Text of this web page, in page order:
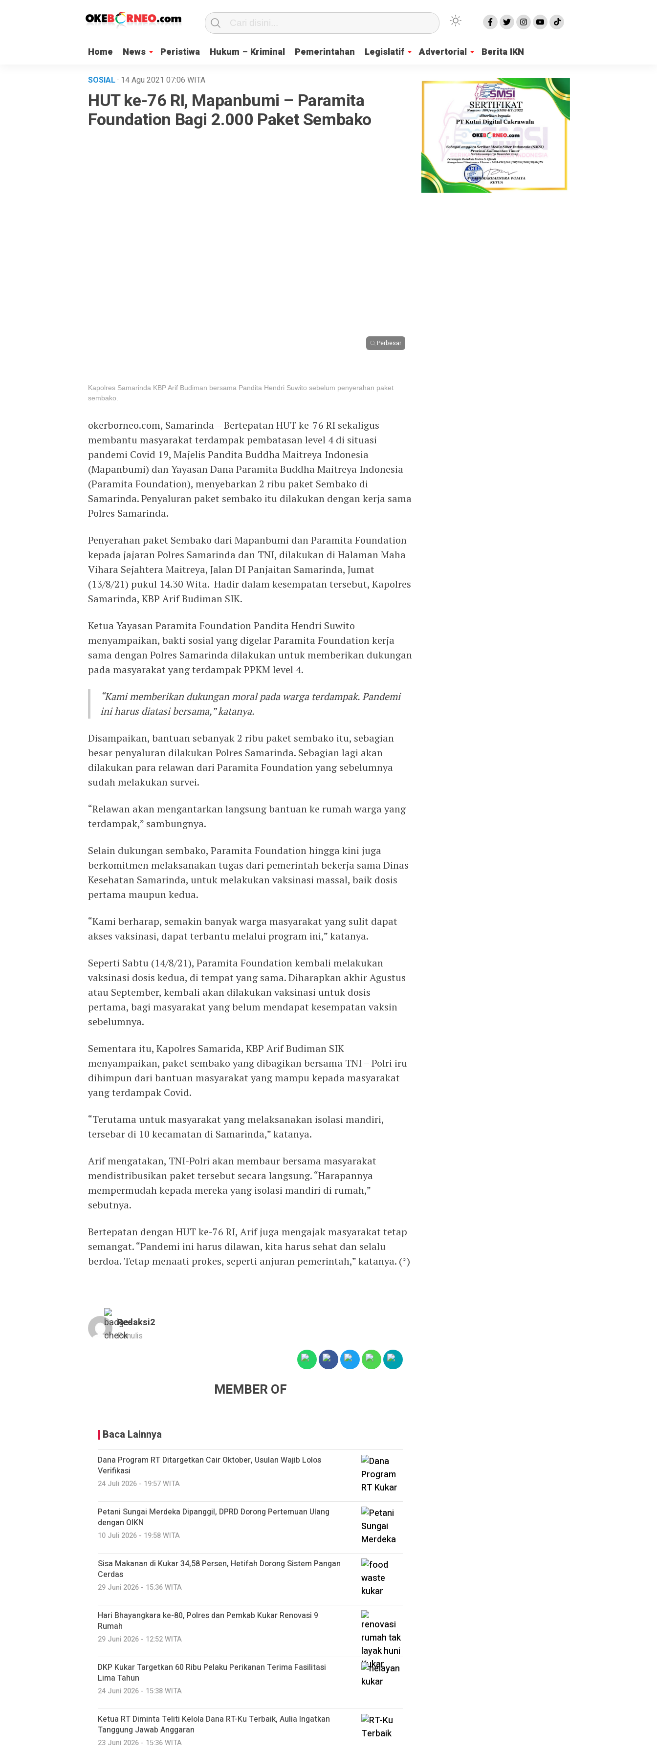
Home News Peristiwa Hukum – Kriminal Pemerintahan Legislatif Advertorial Berita IKN
SOSIAL· 14 Agu 2021 07:06 WITA
HUT ke-76 RI, Mapanbumi – Paramita
Foundation Bagi 2.000 Paket Sembako
Perbesar
Kapolres Samarinda KBP Arif Budiman bersama Pandita Hendri Suwito sebelum penyerahan paket
sembako.
okerborneo.com, Samarinda – Bertepatan HUT ke-76 RI sekaligus
membantu masyarakat terdampak pembatasan level 4 di situasi
pandemi Covid 19, Majelis Pandita Buddha Maitreya Indonesia
(Mapanbumi) dan Yayasan Dana Paramita Buddha Maitreya Indonesia
(Paramita Foundation), menyebarkan 2 ribu paket Sembako di
Samarinda. Penyaluran paket sembako itu dilakukan dengan kerja sama
Polres Samarinda.
Penyerahan paket Sembako dari Mapanbumi dan Paramita Foundation
kepada jajaran Polres Samarinda dan TNI, dilakukan di Halaman Maha
Vihara Sejahtera Maitreya, Jalan DI Panjaitan Samarinda, Jumat
(13/8/21) pukul 14.30 Wita. Hadir dalam kesempatan tersebut, Kapolres
Samarinda, KBP Arif Budiman SIK.
Ketua Yayasan Paramita Foundation Pandita Hendri Suwito
menyampaikan, bakti sosial yang digelar Paramita Foundation kerja
sama dengan Polres Samarinda dilakukan untuk memberikan dukungan
pada masyarakat yang terdampak PPKM level 4.
“Kami memberikan dukungan moral pada warga terdampak. Pandemi
ini harus diatasi bersama,” katanya.
Disampaikan, bantuan sebanyak 2 ribu paket sembako itu, sebagian
besar penyaluran dilakukan Polres Samarinda. Sebagian lagi akan
dilakukan para relawan dari Paramita Foundation yang sebelumnya
sudah melakukan survei.
“Relawan akan mengantarkan langsung bantuan ke rumah warga yang
terdampak,” sambungnya.
Selain dukungan sembako, Paramita Foundation hingga kini juga
berkomitmen melaksanakan tugas dari pemerintah bekerja sama Dinas
Kesehatan Samarinda, untuk melakukan vaksinasi massal, baik dosis
pertama maupun kedua.
“Kami berharap, semakin banyak warga masyarakat yang sulit dapat
akses vaksinasi, dapat terbantu melalui program ini,” katanya.
Seperti Sabtu (14/8/21), Paramita Foundation kembali melakukan
vaksinasi dosis kedua, di tempat yang sama. Diharapkan akhir Agustus
atau September, kembali akan dilakukan vaksinasi untuk dosis
pertama, bagi masyarakat yang belum mendapat kesempatan vaksin
sebelumnya.
Sementara itu, Kapolres Samarida, KBP Arif Budiman SIK
menyampaikan, paket sembako yang dibagikan bersama TNI – Polri iru
dihimpun dari bantuan masyarakat yang mampu kepada masyarakat
yang terdampak Covid.
“Terutama untuk masyarakat yang melaksanakan isolasi mandiri,
tersebar di 10 kecamatan di Samarinda,” katanya.
Arif mengatakan, TNI-Polri akan membaur bersama masyarakat
mendistribusikan paket tersebut secara langsung. “Harapannya
mempermudah kepada mereka yang isolasi mandiri di rumah,”
sebutnya.
Bertepatan dengan HUT ke-76 RI, Arif juga mengajak masyarakat tetap
semangat. “Pandemi ini harus dilawan, kita harus sehat dan selalu
berdoa. Tetap menaati prokes, seperti anjuran pemerintah,” katanya. (*)
Redaksi2
Penulis
MEMBER OF
Baca Lainnya
Dana Program RT Ditargetkan Cair Oktober, Usulan Wajib Lolos
Verifikasi
24 Juli 2026 - 19:57 WITA
Petani Sungai Merdeka Dipanggil, DPRD Dorong Pertemuan Ulang
dengan OIKN
10 Juli 2026 - 19:58 WITA
Sisa Makanan di Kukar 34,58 Persen, Hetifah Dorong Sistem Pangan
Cerdas
29 Juni 2026 - 15:36 WITA
Hari Bhayangkara ke-80, Polres dan Pemkab Kukar Renovasi 9
Rumah
29 Juni 2026 - 12:52 WITA
DKP Kukar Targetkan 60 Ribu Pelaku Perikanan Terima Fasilitasi
Lima Tahun
24 Juni 2026 - 15:38 WITA
Ketua RT Diminta Teliti Kelola Dana RT-Ku Terbaik, Aulia Ingatkan
Tanggung Jawab Anggaran
23 Juni 2026 - 15:36 WITA